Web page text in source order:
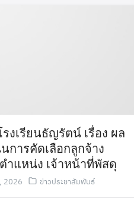
งเรียนธัญรัตน์ เรื่อง ผล
การคัดเลือกลูกจ้าง
ำแหน่ง เจ้าหน้าที่พัสดุ
2026 ข่าวประชาสัมพันธ์